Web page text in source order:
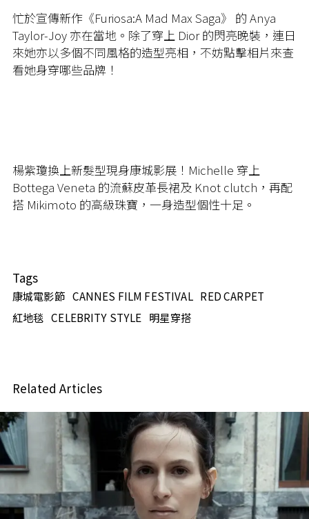
忙於宣傳新作《Furiosa:A Mad Max Saga》 的 Anya
Taylor-Joy 亦在當地。除了穿上 Dior 的閃亮晚裝，連日
來她亦以多個不同風格的造型亮相，不妨點擊相片來查
看她身穿哪些品牌！
楊紫瓊換上新髮型現身康城影展！Michelle 穿上
Bottega Veneta 的流蘇皮革長裙及 Knot clutch，再配
搭 Mikimoto 的高級珠寶，一身造型個性十足。
Tags
康城電影節 CANNES FILM FESTIVAL RED CARPET
紅地毯 CELEBRITY STYLE 明星穿搭
Related Articles